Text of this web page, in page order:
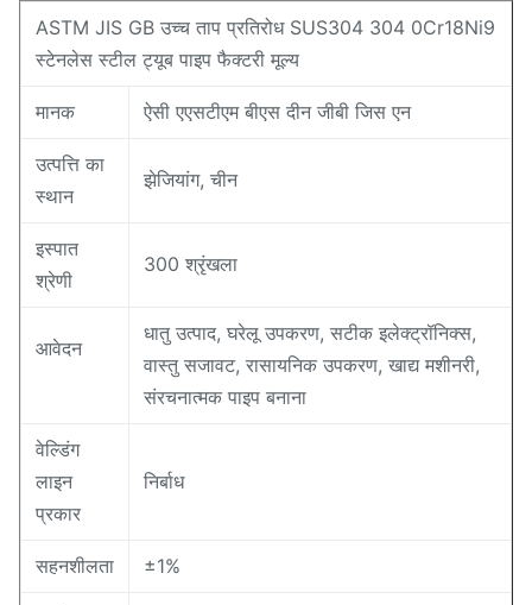
ASTM JIS GB उच्च ताप प्रतिरोध SUS304 304 0Cr18Ni9
स्टेनलेस स्टील ट्यूब पाइप फैक्टरी मूल्य
मानक ऐसी एएसटीएम बीएस दीन जीबी जिस एन
उत्पत्ति का
स्थान
झेजियांग, चीन
इस्पात
श्रेणी
300 श्रृंखला
आवेदन
धातु उत्पाद, घरेलू उपकरण, सटीक इलेक्ट्रॉनिक्स,
वास्तु सजावट, रासायनिक उपकरण, खाद्य मशीनरी,
संरचनात्मक पाइप बनाना
वेल्डिंग
लाइन
प्रकार
निर्बाध
सहनशीलता ±1%